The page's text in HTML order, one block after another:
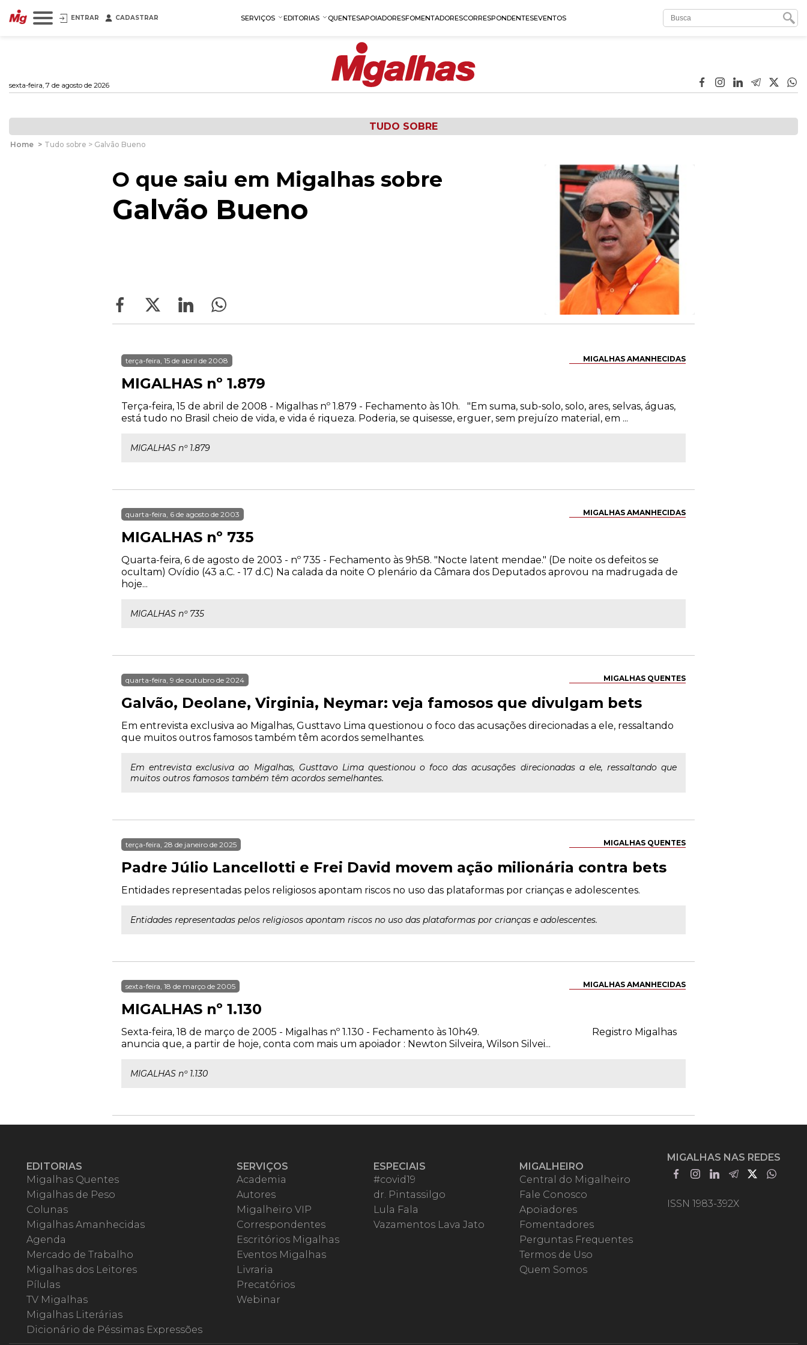
ENTRAR CADASTRAR SERVIÇOS EDITORIAS QUENTESAPOIADORESFOMENTADORESCORRESPONDENTESEVENTOS
sexta-feira, 7 de agosto de 2026
TUDO SOBRE
Home > Tudo sobre > Galvão Bueno
O que saiu em Migalhas sobre
Galvão Bueno
MIGALHAS AMANHECIDAS
terça-feira, 15 de abril de 2008
MIGALHAS nº 1.879
Terça-feira, 15 de abril de 2008 - Migalhas nº 1.879 - Fechamento às 10h. "Em suma, sub-solo, solo, ares, selvas, águas,
está tudo no Brasil cheio de vida, e vida é riqueza. Poderia, se quisesse, erguer, sem prejuízo material, em ...
MIGALHAS nº 1.879
MIGALHAS AMANHECIDAS
quarta-feira, 6 de agosto de 2003
MIGALHAS nº 735
Quarta-feira, 6 de agosto de 2003 - nº 735 - Fechamento às 9h58. "Nocte latent mendae." (De noite os defeitos se
ocultam) Ovídio (43 a.C. - 17 d.C) Na calada da noite O plenário da Câmara dos Deputados aprovou na madrugada de
hoje...
MIGALHAS nº 735
MIGALHAS QUENTES
quarta-feira, 9 de outubro de 2024
Galvão, Deolane, Virginia, Neymar: veja famosos que divulgam bets
Em entrevista exclusiva ao Migalhas, Gusttavo Lima questionou o foco das acusações direcionadas a ele, ressaltando
que muitos outros famosos também têm acordos semelhantes.
Em entrevista exclusiva ao Migalhas, Gusttavo Lima questionou o foco das acusações direcionadas a ele, ressaltando que
muitos outros famosos também têm acordos semelhantes.
MIGALHAS QUENTES
terça-feira, 28 de janeiro de 2025
Padre Júlio Lancellotti e Frei David movem ação milionária contra bets
Entidades representadas pelos religiosos apontam riscos no uso das plataformas por crianças e adolescentes.
Entidades representadas pelos religiosos apontam riscos no uso das plataformas por crianças e adolescentes.
MIGALHAS AMANHECIDAS
sexta-feira, 18 de março de 2005
MIGALHAS nº 1.130
Sexta-feira, 18 de março de 2005 - Migalhas nº 1.130 - Fechamento às 10h49. Registro Migalhas
anuncia que, a partir de hoje, conta com mais um apoiador : Newton Silveira, Wilson Silvei...
MIGALHAS nº 1.130
EDITORIAS
Migalhas Quentes
Migalhas de Peso
Colunas
Migalhas Amanhecidas
Agenda
Mercado de Trabalho
Migalhas dos Leitores
Pílulas
TV Migalhas
Migalhas Literárias
Dicionário de Péssimas Expressões
SERVIÇOS
Academia
Autores
Migalheiro VIP
Correspondentes
Escritórios Migalhas
Eventos Migalhas
Livraria
Precatórios
Webinar
ESPECIAIS
#covid19
dr. Pintassilgo
Lula Fala
Vazamentos Lava Jato
MIGALHEIRO
Central do Migalheiro
Fale Conosco
Apoiadores
Fomentadores
Perguntas Frequentes
Termos de Uso
Quem Somos
MIGALHAS NAS REDES
ISSN 1983-392X